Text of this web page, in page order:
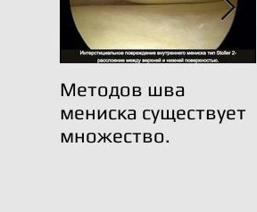
Методов шва
мениска существует
множество.